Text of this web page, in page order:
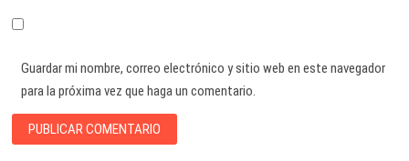
Guardar mi nombre, correo electrónico y sitio web en este navegador
para la próxima vez que haga un comentario.